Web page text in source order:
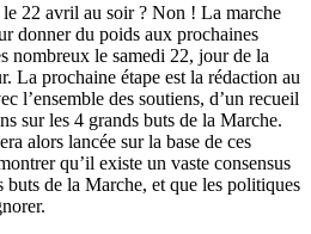
22 avril au soir ? Non ! La marche
donner du poids aux prochaines
nombreux le samedi 22, jour de la
La prochaine étape est la rédaction au
l’ensemble des soutiens, d’un recueil
sur les 4 grands buts de la Marche.
alors lancée sur la base de ces
qu’il existe un vaste consensus
buts de la Marche, et que les politiques